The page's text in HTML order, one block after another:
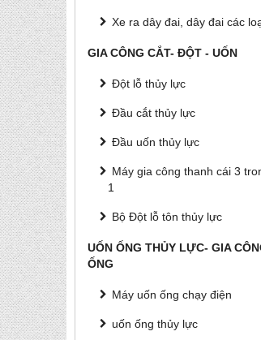
Xe ra dây đai, dây đai các
GIA CÔNG CẮT- ĐỘT - UỐN
Đột lỗ thủy lực
Đầu cắt thủy lực
Đầu uốn thủy lực
Máy gia công thanh cái 3
1
Bộ Đột lỗ tôn thủy lực
UỐN ỐNG THỦY LỰC- GIA
ỐNG
Máy uốn ống chạy điện
uốn ống thủy lực